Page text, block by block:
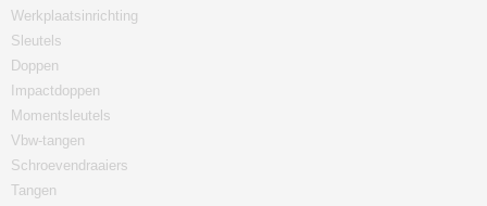
Werkplaatsinrichting
Sleutels
Doppen
Impactdoppen
Momentsleutels
Vbw-tangen
Schroevendraaiers
Tangen